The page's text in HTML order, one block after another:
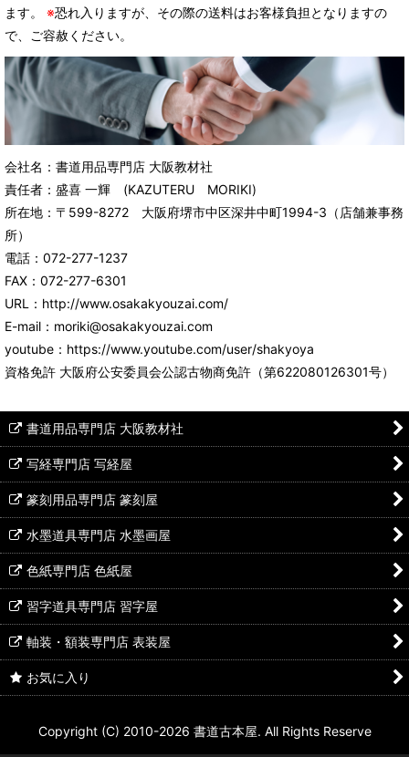
ます。 ※恐れ入りますが、その際の送料はお客様負担となりますの
で、ご容赦ください。
会社名：書道用品専門店 大阪教材社
責任者：盛喜 一輝 (KAZUTERU MORIKI)
所在地：〒599-8272 大阪府堺市中区深井中町1994-3（店舗兼事務
所）
電話：072-277-1237
FAX：072-277-6301
URL：http://www.osakakyouzai.com/
E-mail：moriki@osakakyouzai.com
youtube：https://www.youtube.com/user/shakyoya
資格免許 大阪府公安委員会公認古物商免許（第622080126301号）
書道用品専門店 大阪教材社
写経専門店 写経屋
篆刻用品専門店 篆刻屋
水墨道具専門店 水墨画屋
色紙専門店 色紙屋
習字道具専門店 習字屋
軸装・額装専門店 表装屋
お気に入り
Copyright (C) 2010-2026 書道古本屋. All Rights Reserve